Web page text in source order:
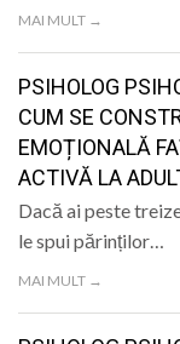
MAI MULT →
PSIHOLOG
CUM SE
EMOȚIONALĂ
ACTIVĂ LA
Dacă ai peste
le spui părinților…
MAI MULT →